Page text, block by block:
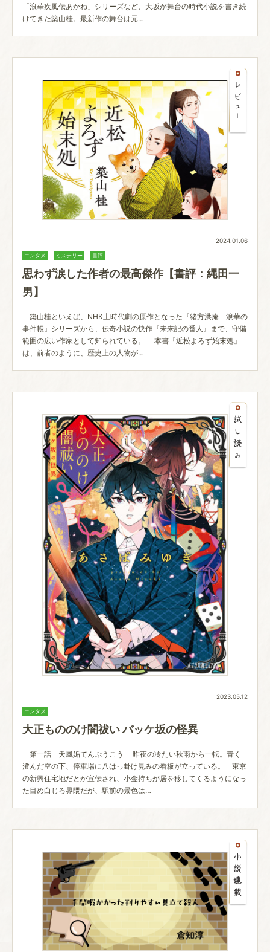
「浪華疾風伝あかね」シリーズなど、大坂が舞台の時代小説を書き続
けてきた築山桂。最新作の舞台は元…
2024.01.06
エンタメ ミステリー 書評
思わず涙した作者の最高傑作【書評：縄田一
男】
築山桂といえば、NHK土時代劇の原作となった『緒方洪庵 浪華の
事件帳』シリーズから、伝奇小説の快作『未来記の番人』まで、守備
範囲の広い作家として知られている。 本書『近松よろず始末処』
は、前者のように、歴史上の人物が…
2023.05.12
エンタメ
大正もののけ闇祓い バッケ坂の怪異
第一話 天風姤てんぷうこう 昨夜の冷たい秋雨から一転。青く
澄んだ空の下、停車場に八はっ卦け見みの看板が立っている。 東京
の新興住宅地だとか宣伝され、小金持ちが居を移してくるようになっ
た目め白じろ界隈だが、駅前の景色は…